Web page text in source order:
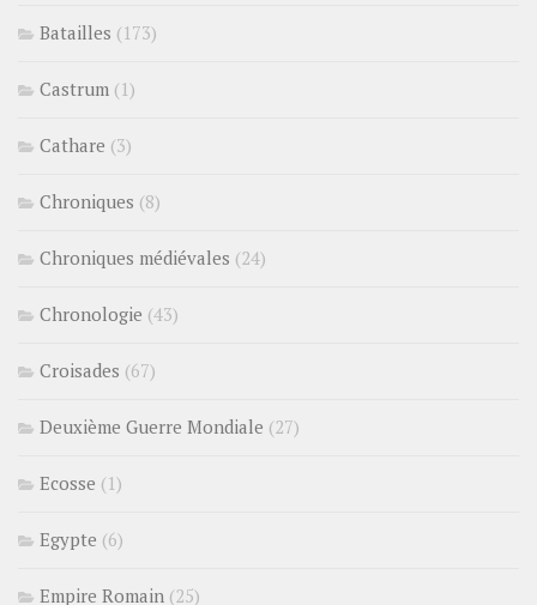
Batailles (173)
Castrum (1)
Cathare (3)
Chroniques (8)
Chroniques médiévales (24)
Chronologie (43)
Croisades (67)
Deuxième Guerre Mondiale (27)
Ecosse (1)
Egypte (6)
Empire Romain (25)